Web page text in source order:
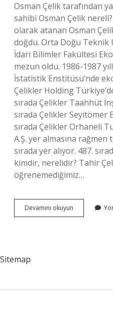
Osman Çelik tarafından
sahibi Osman Çelik nereli?
olarak atanan Osman
doğdu. Orta Doğu Teknik
İdari Bilimler Fakültesi
mezun oldu. 1986-1987
İstatistik Enstitüsü’nde
Çelikler Holding Türkiye’de
sırada Çelikler Taahhüt
sırada Çelikler Seyitömer
sırada Çelikler Orhaneli
A.Ş. yer almasına
sırada yer alıyor. 487.
kimdir, nerelidir? Tahir
öğrenemediğimiz…
Devamını okuyun
Holding
Sitemap